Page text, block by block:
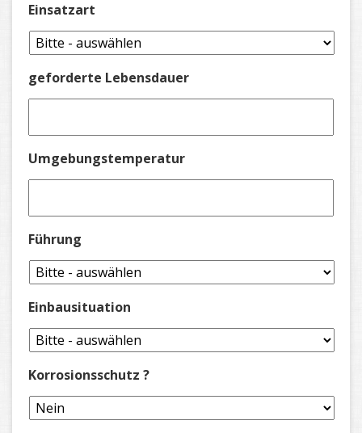
Einsatzart
geforderte Lebensdauer
Umgebungstemperatur
Führung
Einbausituation
Korrosionsschutz ?